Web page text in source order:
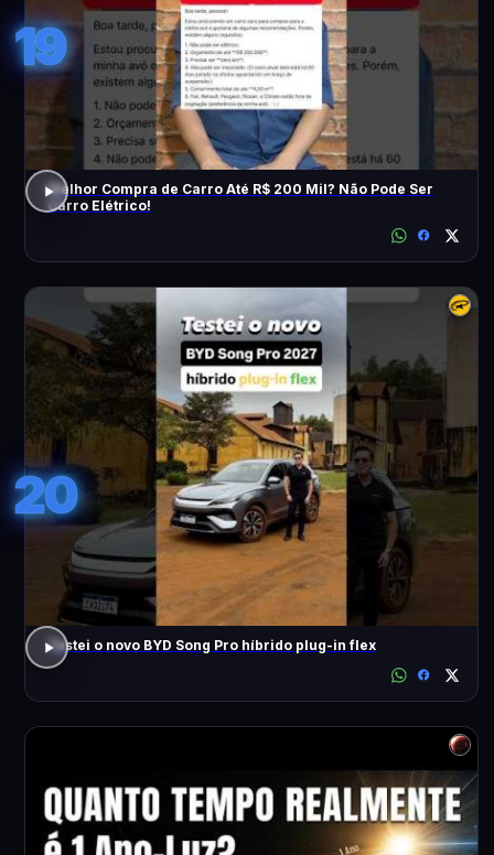
19
Melhor Compra de Carro Até R$ 200 Mil? Não Pode Ser
Carro Elétrico!
20
Testei o novo BYD Song Pro híbrido plug-in flex